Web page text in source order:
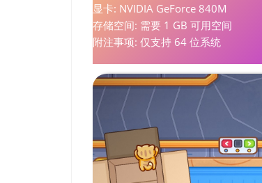
显卡: NVIDIA GeForce 840M
存储空间: 需要 1 GB 可用空间
附注事项: 仅支持 64 位系统